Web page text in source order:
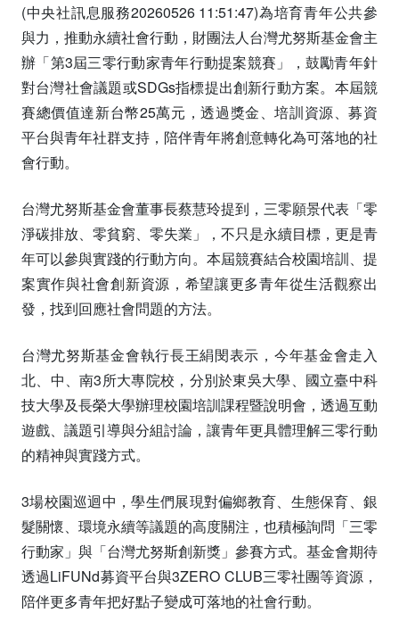
(中央社訊息服務20260526 11:51:47)為培育青年公共參
與力，推動永續社會行動，財團法人台灣尤努斯基金會主
辦「第3屆三零行動家青年行動提案競賽」，鼓勵青年針
對台灣社會議題或SDGs指標提出創新行動方案。本屆競
賽總價值達新台幣25萬元，透過獎金、培訓資源、募資
平台與青年社群支持，陪伴青年將創意轉化為可落地的社
會行動。
台灣尤努斯基金會董事長蔡慧玲提到，三零願景代表「零
淨碳排放、零貧窮、零失業」，不只是永續目標，更是青
年可以參與實踐的行動方向。本屆競賽結合校園培訓、提
案實作與社會創新資源，希望讓更多青年從生活觀察出
發，找到回應社會問題的方法。
台灣尤努斯基金會執行長王絹閔表示，今年基金會走入
北、中、南3所大專院校，分別於東吳大學、國立臺中科
技大學及長榮大學辦理校園培訓課程暨說明會，透過互動
遊戲、議題引導與分組討論，讓青年更具體理解三零行動
的精神與實踐方式。
3場校園巡迴中，學生們展現對偏鄉教育、生態保育、銀
髮關懷、環境永續等議題的高度關注，也積極詢問「三零
行動家」與「台灣尤努斯創新獎」參賽方式。基金會期待
透過LiFUNd募資平台與3ZERO CLUB三零社團等資源，
陪伴更多青年把好點子變成可落地的社會行動。